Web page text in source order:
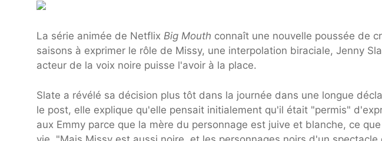
La série animée de Netflix Big Mouth connaît une nouvelle poussée de
saisons à exprimer le rôle de Missy, une interpolation biraciale, Jenny
acteur de la voix noire puisse l'avoir à la place.
Slate a révélé sa décision plus tôt dans la journée dans une longue
le post, elle explique qu'elle pensait initialement qu'il était "permis"
aux Emmy parce que la mère du personnage est juive et blanche, ce